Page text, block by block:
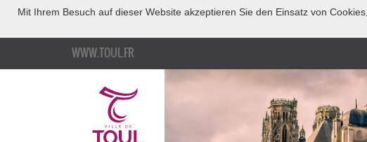
Mit Ihrem Besuch auf dieser Website akzeptieren Sie den Einsatz von
WWW.TOUL.FR